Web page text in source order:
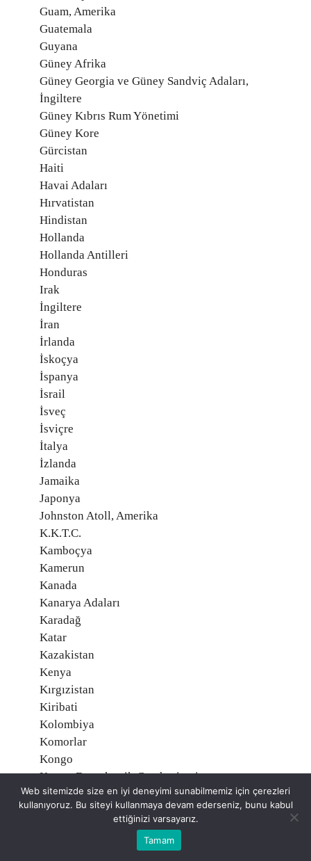
Guam, Amerika
Guatemala
Guyana
Güney Afrika
Güney Georgia ve Güney Sandviç Adaları,
İngiltere
Güney Kıbrıs Rum Yönetimi
Güney Kore
Gürcistan
Haiti
Havai Adaları
Hırvatistan
Hindistan
Hollanda
Hollanda Antilleri
Honduras
Irak
İngiltere
İran
İrlanda
İskoçya
İspanya
İsrail
İsveç
İsviçre
İtalya
İzlanda
Jamaika
Japonya
Johnston Atoll, Amerika
K.K.T.C.
Kamboçya
Kamerun
Kanada
Kanarya Adaları
Karadağ
Katar
Kazakistan
Kenya
Kırgızistan
Kiribati
Kolombiya
Komorlar
Kongo
Kongo Demokratik Cumhuriyeti
Kosova
Kosta Rika
Web sitemizde size en iyi deneyimi sunabilmemiz için çerezleri
kullanıyoruz. Bu siteyi kullanmaya devam ederseniz, bunu kabul
ettiğinizi varsayarız.
Tamam